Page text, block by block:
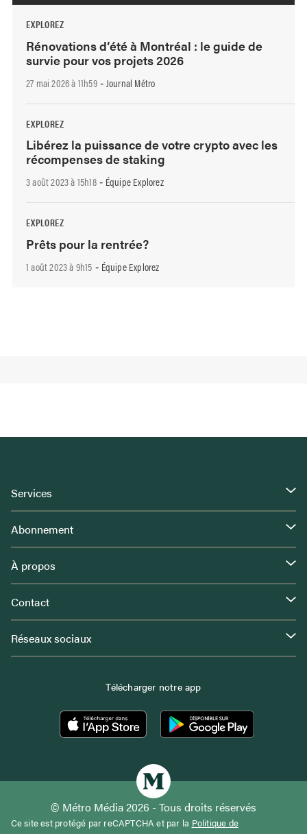
EXPLOREZ
Rénovations d’été à Montréal : le guide de
survie pour vos projets 2026
27 mai 2026 à 11h59- Journal Métro
EXPLOREZ
Libérez la puissance de votre crypto avec les
récompenses de staking
3 août 2023 à 15h18- Équipe Explorez
EXPLOREZ
Prêts pour la rentrée?
1 août 2023 à 9h15 - Équipe Explorez
Services
Abonnement
À propos
Contact
Réseaux sociaux
Télécharger notre app
© Métro Média 2026 - Tous droits réservés
Ce site est protégé par reCAPTCHA et par la Politique de